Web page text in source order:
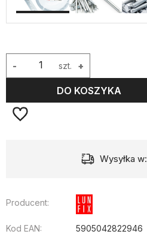
szt. +
-
DO KOSZYKA
Wysyłka w:
Producent:
Kod EAN:
5905042822946